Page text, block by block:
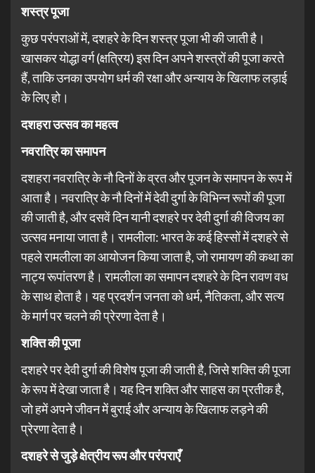
शस्त्र पूजा
कुछ परंपराओं में, दशहरे के दिन शस्त्र पूजा भी की जाती है।
खासकर योद्धा वर्ग (क्षत्रिय) इस दिन अपने शस्त्रों की पूजा करते
हैं, ताकि उनका उपयोग धर्म की रक्षा और अन्याय के खिलाफ लड़ाई
के लिए हो।
दशहरा उत्सव का महत्व
नवरात्रि का समापन
दशहरा नवरात्रि के नौ दिनों के व्रत और पूजन के समापन के रूप में
आता है। नवरात्रि के नौ दिनों में देवी दुर्गा के विभिन्न रूपों की पूजा
की जाती है, और दसवें दिन यानी दशहरे पर देवी दुर्गा की विजय का
उत्सव मनाया जाता है। रामलीला: भारत के कई हिस्सों में दशहरे से
पहले रामलीला का आयोजन किया जाता है, जो रामायण की कथा का
नाट्य रूपांतरण है। रामलीला का समापन दशहरे के दिन रावण वध
के साथ होता है। यह प्रदर्शन जनता को धर्म, नैतिकता, और सत्य
के मार्ग पर चलने की प्रेरणा देता है।
शक्ति की पूजा
दशहरे पर देवी दुर्गा की विशेष पूजा की जाती है, जिसे शक्ति की पूजा
के रूप में देखा जाता है। यह दिन शक्ति और साहस का प्रतीक है,
जो हमें अपने जीवन में बुराई और अन्याय के खिलाफ लड़ने की
प्रेरणा देता है।
दशहरे से जुड़े क्षेत्रीय रूप और परंपराएँ